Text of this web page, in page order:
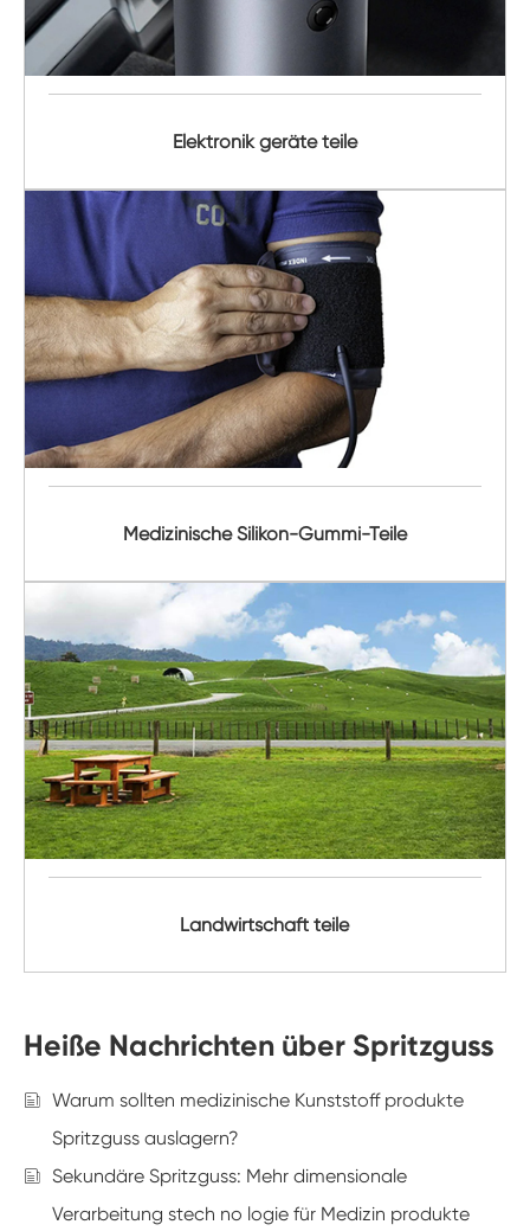
Elektronik geräte teile
Medizinische Silikon-Gummi-Teile
Landwirtschaft teile
Heiße Nachrichten über Spritzguss
Warum sollten medizinische Kunststoff produkte
Spritzguss auslagern?
Sekundäre Spritzguss: Mehr dimensionale
Verarbeitung stech no logie für Medizin produkte